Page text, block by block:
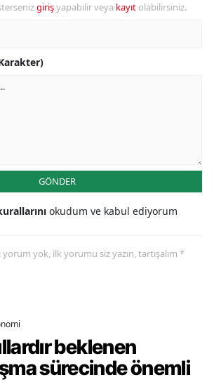
girişyapabilir veya kayıt olabilirsiniz.
GÖNDER
okudum ve kabul ediyorum
yok, ilk yorumu siz yazın, tartışalım *
beklenen
sürecinde önemli